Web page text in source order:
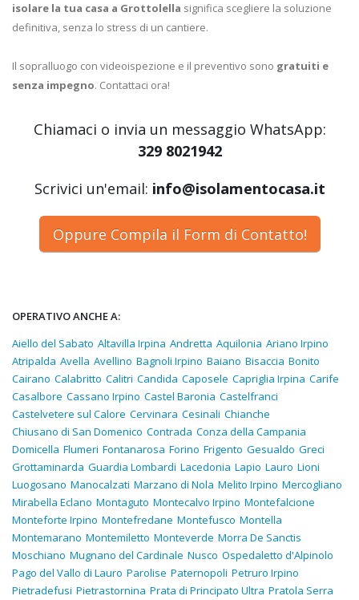
isolare la tua casa a Grottolella significa scegliere la soluzione
definitiva, senza lo stress di un cantiere.
Il sopralluogo con videoispezione e il preventivo sono gratuiti e
senza impegno. Contattaci ora!
Chiamaci o invia un messaggio WhatsApp:
329 8021942
Scrivici un'email: info@isolamentocasa.it
Oppure Compila il Form di Contatto!
OPERATIVO ANCHE A:
Aiello del Sabato Altavilla Irpina Andretta Aquilonia Ariano Irpino
Atripalda Avella Avellino Bagnoli Irpino Baiano Bisaccia Bonito
Cairano Calabritto Calitri Candida Caposele Capriglia Irpina Carife
Casalbore Cassano Irpino Castel Baronia Castelfranci
Castelvetere sul Calore Cervinara Cesinali Chianche
Chiusano di San Domenico Contrada Conza della Campania
Domicella Flumeri Fontanarosa Forino Frigento Gesualdo Greci
Grottaminarda Guardia Lombardi Lacedonia Lapio Lauro Lioni
Luogosano Manocalzati Marzano di Nola Melito Irpino Mercogliano
Mirabella Eclano Montaguto Montecalvo Irpino Montefalcione
Monteforte Irpino Montefredane Montefusco Montella
Montemarano Montemiletto Monteverde Morra De Sanctis
Moschiano Mugnano del Cardinale Nusco Ospedaletto d'Alpinolo
Pago del Vallo di Lauro Parolise Paternopoli Petruro Irpino
Pietradefusi Pietrastornina Prata di Principato Ultra Pratola Serra